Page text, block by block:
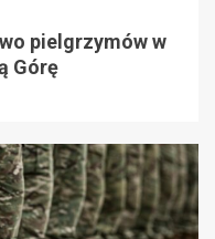
pielgrzymów w
Górę